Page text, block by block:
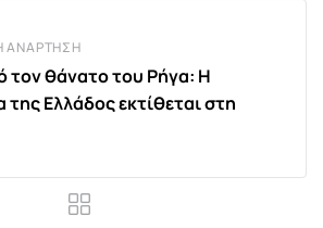
ΑΝΆΡΤΗΣΗ
τον θάνατο του Ρήγα: Η
της Ελλάδος εκτίθεται στη